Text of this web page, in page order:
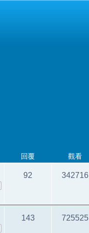
回覆 觀看
92 342716
143 725525